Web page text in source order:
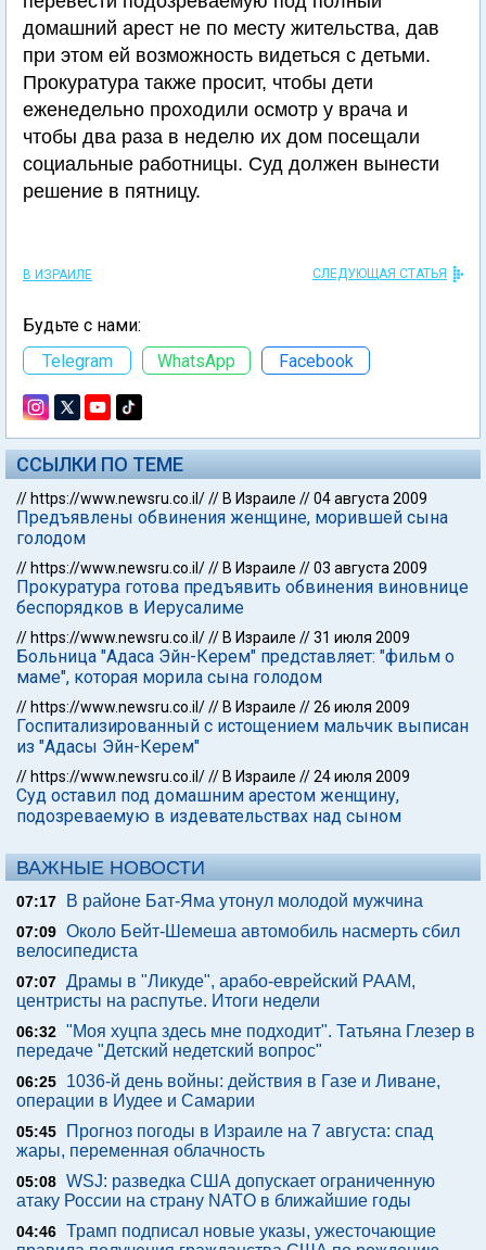
домашний арест не по месту жительства, дав
при этом ей возможность видеться с детьми.
Прокуратура также просит, чтобы дети
еженедельно проходили осмотр у врача и
чтобы два раза в неделю их дом посещали
социальные работницы. Суд должен вынести
решение в пятницу.
В ИЗРАИЛЕ СЛЕДУЮЩАЯ СТАТЬЯ
Будьте с нами:
Telegram
WhatsApp Facebook
ССЫЛКИ ПО ТЕМЕ
// https://www.newsru.co.il/// В Израиле //04 августа 2009
Предъявлены обвинения женщине, морившей сына
голодом
// https://www.newsru.co.il/// В Израиле //03 августа 2009
Прокуратура готова предъявить обвинения виновнице
беспорядков в Иерусалиме
// https://www.newsru.co.il/// В Израиле //31 июля 2009
Больница "Адаса Эйн-Керем" представляет: "фильм о
маме", которая морила сына голодом
// https://www.newsru.co.il/// В Израиле //26 июля 2009
Госпитализированный с истощением мальчик выписан
из "Адасы Эйн-Керем"
// https://www.newsru.co.il/// В Израиле //24 июля 2009
Суд оставил под домашним арестом женщину,
подозреваемую в издевательствах над сыном
ВАЖНЫЕ НОВОСТИ
07:17 В районе Бат-Яма утонул молодой мужчина
07:09 Около Бейт-Шемеша автомобиль насмерть сбил
велосипедиста
07:07 Драмы в "Ликуде", арабо-еврейский РААМ,
центристы на распутье. Итоги недели
06:32 "Моя хуцпа здесь мне подходит". Татьяна Глезер в
передаче "Детский недетский вопрос"
06:25
1036-й день войны: действия в Газе и Ливане,
операции в Иудее и Самарии
05:45
Прогноз погоды в Израиле на 7 августа: спад
жары, переменная облачность
05:08 WSJ: разведка США допускает ограниченную
атаку России на страну NATO в ближайшие годы
04:46 Трамп подписал новые указы, ужесточающие